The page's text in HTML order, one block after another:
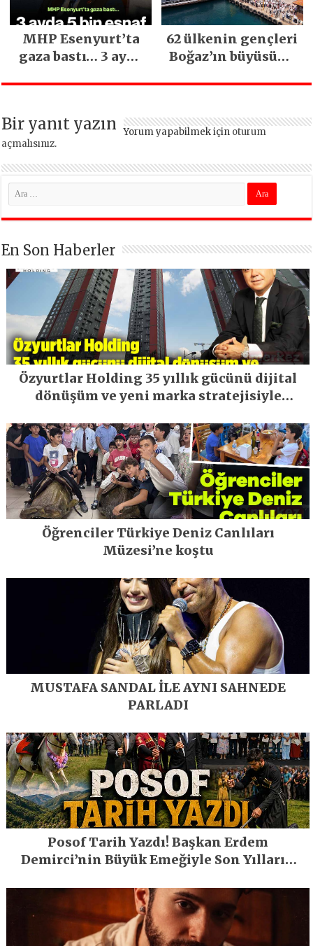
MHP Esenyurt’ta
gaza bastı… 3 ayda
edildi
62 ülkenin gençleri
Boğaz’ın büyüsüne
Bir yanıt yazın Yorum yapabilmek için oturum
açmalısınız.
En Son Haberler
Özyurtlar Holding 35 yıllık gücünü dijital
dönüşüm ve yeni marka stratejisiyle
Öğrenciler Türkiye Deniz Canlıları
Müzesi’ne koştu
MUSTAFA SANDAL İLE AYNI SAHNEDE
PARLADI
Posof Tarih Yazdı! Başkan Erdem
Demirci’nin Büyük Emeğiyle Son Yılların